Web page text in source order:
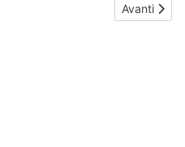
Articolo
Avanti